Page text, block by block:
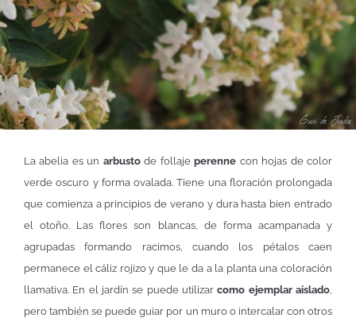
La abelia es un arbustode follajeperenne con hojas de color
verde oscuro y forma ovalada. Tiene una floración prolongada
que comienza a principios de verano y dura hasta bien entrado
el otoño. Las flores son blancas, de forma acampanada y
agrupadas formando racimos, cuando los pétalos caen
permanece el cáliz rojizo y que le da a la planta una coloración
llamativa. En el jardín se puede utilizarcomo ejemplar aislado
pero también se puede guiar por un muro o intercalar con otros